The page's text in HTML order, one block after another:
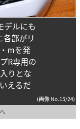
デルにも
部がリ
mを発
R専用の
りとな
えるだ
(画像 No.15/24)